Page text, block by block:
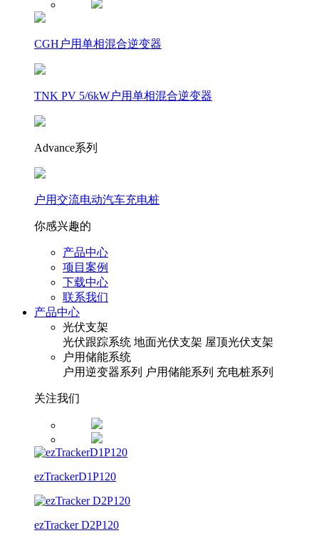
CGH户用单相混合逆变器
TNK PV 5/6kW户用单相混合逆变器
Advance系列
户用交流电动汽车充电桩
你感兴趣的
产品中心
项目案例
下载中心
联系我们
产品中心
光伏支架
光伏跟踪系统 地面光伏支架 屋顶光伏支架
户用储能系统
户用逆变器系列
户用储能系列 充电桩系列
关注我们
ezTrackerD1P120
ezTracker D2P120